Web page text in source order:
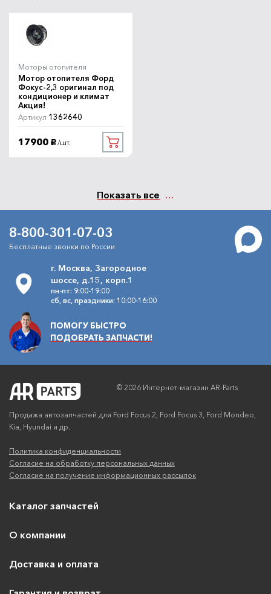
Моторы отопителя
Мотор отопителя Форд
Фокус-2,3 оригинал под
кондиционер и климат
Акция!
Артикул 1362640
17900 руб. /шт.
Показать все
8-800-301-07-03
Бесплатные звонки по России
г. Москва, Загородное
шоссе, д.15, корп.1
пн-пт: 9:00-19:00
сб, вс, праздники: 10:00-16:00
ПОМОГУ БЫСТРО
ПОДОБРАТЬ ЗАПЧАСТИ!
© 2026 Интернет-магазин AR-Parts
Продажа автозапчастей для Ford Focus 2, Ford Focus 3, Ford Mondeo,
Kia, Hyundai и др.
Политика конфиденциальности
Согласие на обработку персональных данных
Согласие на получение информационных рассылок
Каталог запчастей
О компании
Доставка и оплата